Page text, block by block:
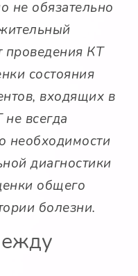
не обязательно
проведения КТ
состояния
входящих в
всегда
необходимости
диагностики
общего
болезни.